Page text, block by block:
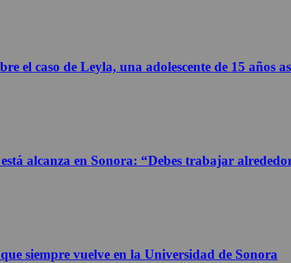
caso de Leyla, una adolescente de 15 años
alcanza en Sonora: “Debes trabajar
siempre vuelve en la Universidad de Sonora